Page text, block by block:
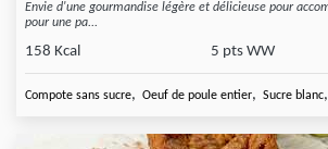
Envie d'une gourmandise légère et délicieuse pour
pour une pa...
158 Kcal 5 pts WW
Compote sans sucre, Oeuf de poule entier, Sucre blanc,